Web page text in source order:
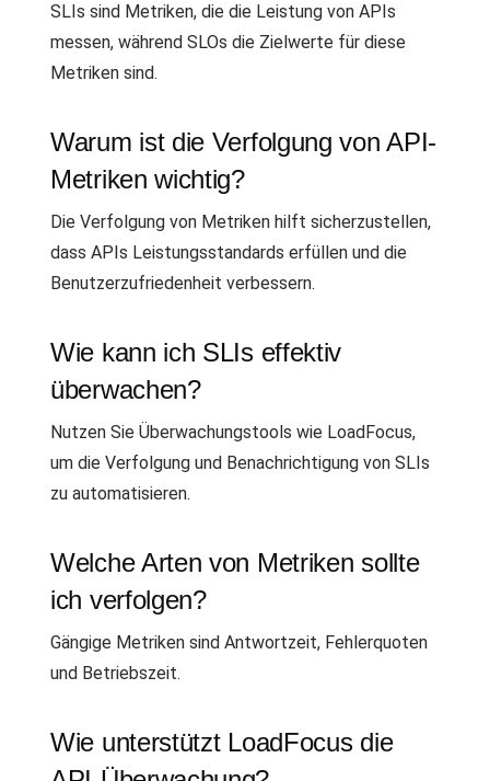
SLIs sind Metriken, die die Leistung von APIs
messen, während SLOs die Zielwerte für diese
Metriken sind.
Warum ist die Verfolgung von API-
Metriken wichtig?
Die Verfolgung von Metriken hilft sicherzustellen,
dass APIs Leistungsstandards erfüllen und die
Benutzerzufriedenheit verbessern.
Wie kann ich SLIs effektiv
überwachen?
Nutzen Sie Überwachungstools wie LoadFocus,
um die Verfolgung und Benachrichtigung von SLIs
zu automatisieren.
Welche Arten von Metriken sollte
ich verfolgen?
Gängige Metriken sind Antwortzeit, Fehlerquoten
und Betriebszeit.
Wie unterstützt LoadFocus die